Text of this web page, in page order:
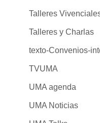
Talleres
Talleres y Charlas
texto-Convenios-
TVUMA
UMA agenda
UMA Noticias